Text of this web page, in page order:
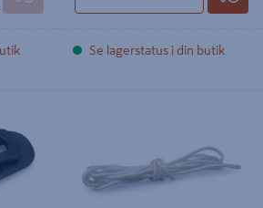
Se lagerstatus i din butik